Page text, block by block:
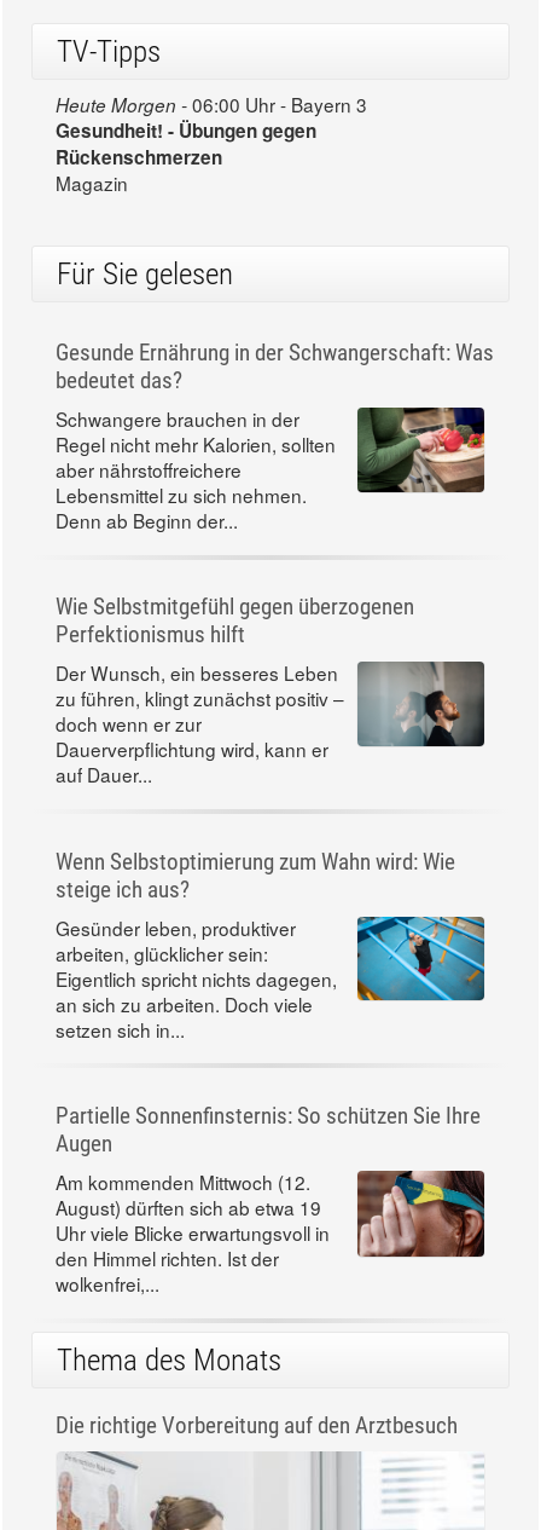
TV-Tipps
Heute Morgen -06:00 Uhr - Bayern 3
Gesundheit! - Übungen gegen
Rückenschmerzen
Magazin
Für Sie gelesen
Gesunde Ernährung in der Schwangerschaft: Was
bedeutet das?
Schwangere brauchen in der
Regel nicht mehr Kalorien, sollten
aber nährstoffreichere
Lebensmittel zu sich nehmen.
Denn ab Beginn der...
Wie Selbstmitgefühl gegen überzogenen
Perfektionismus hilft
Der Wunsch, ein besseres Leben
zu führen, klingt zunächst positiv –
doch wenn er zur
Dauerverpflichtung wird, kann er
auf Dauer...
Wenn Selbstoptimierung zum Wahn wird: Wie
steige ich aus?
Gesünder leben, produktiver
arbeiten, glücklicher sein:
Eigentlich spricht nichts dagegen,
an sich zu arbeiten. Doch viele
setzen sich in...
Partielle Sonnenfinsternis: So schützen Sie Ihre
Augen
Am kommenden Mittwoch (12.
August) dürften sich ab etwa 19
Uhr viele Blicke erwartungsvoll in
den Himmel richten. Ist der
wolkenfrei,...
Thema des Monats
Die richtige Vorbereitung auf den Arztbesuch